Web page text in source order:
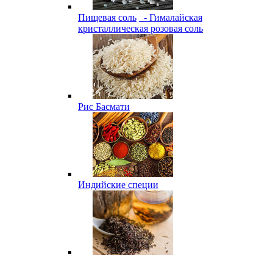
Пищевая соль
- Гималайская
кристаллическая розовая соль
Рис Басмати
Индийские специи